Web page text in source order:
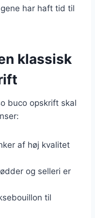
har haft tid til
klassisk
buco opskrift skal
af høj kvalitet
og selleri er
til